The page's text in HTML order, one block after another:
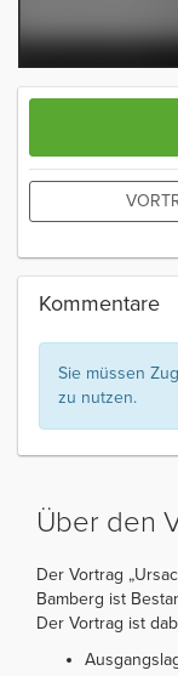
Kommentare
Sie müssen
zu nutzen.
Über den
Der Vortrag
Bamberg ist
Der Vortrag ist